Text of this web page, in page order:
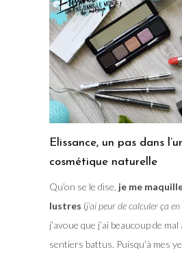
Elissance, un pas dans
cosmétique naturelle
Qu’on se le dise, je me
lustres (j’ai peur de calculer ça
j’avoue que j’ai beaucoup de
sentiers battus. Puisqu’à mes